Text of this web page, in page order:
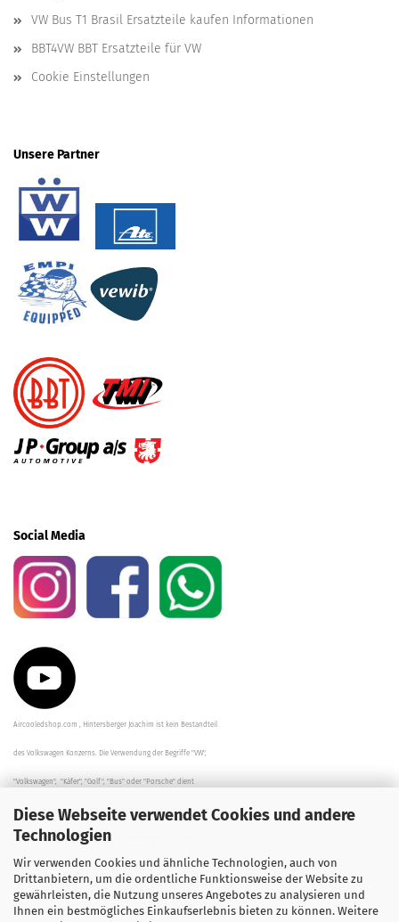
Diese Webseite verwendet Cookies und andere
Technologien
Wir verwenden Cookies und ähnliche Technologien, auch von
Drittanbietern, um die ordentliche Funktionsweise der Website zu
gewährleisten, die Nutzung unseres Angebotes zu analysieren und
Ihnen ein bestmögliches Einkaufserlebnis bieten zu können. Weitere
VW Bus T1 Brasil Ersatzteile kaufen Informationen
BBT4VW BBT Ersatzteile für VW
Cookie Einstellungen
Unsere Partner
Social Media
Aircooledshop.com , Hintersberger Joachim ist kein Bestandteil
des Volkswagen Konzerns. Die Verwendung der Begriffe "VW",
"Volkswagen", "Käfer", "Golf", "Bus" oder "Porsche" dient
der Beschreibung der Teile und stellt in keinem Fall eine direkte
Verbindung zu dem Unternehmen "Volkswagen" her/da.
Die Beschreibungen, Zeichnungen und Angaben zur
Verwendung sind sorgfältig überprüft worden.